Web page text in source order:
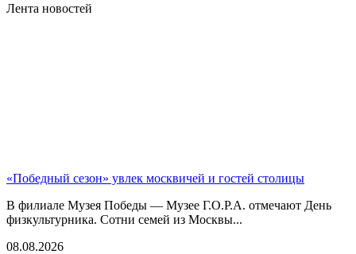
Лента новостей
«Победный сезон» увлек москвичей и гостей столицы
В филиале Музея Победы — Музее Г.О.Р.А. отмечают День
физкультурника. Сотни семей из Москвы...
08.08.2026